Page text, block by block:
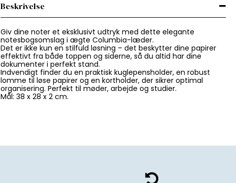
Beskrivelse
Giv dine noter et eksklusivt udtryk med dette elegante
notesbogsomslag i ægte Columbia-læder.
Det er ikke kun en stilfuld løsning – det beskytter dine papirer
effektivt fra både toppen og siderne, så du altid har dine
dokumenter i perfekt stand.
Indvendigt finder du en praktisk kuglepensholder, en robust
lomme til løse papirer og en kortholder, der sikrer optimal
organisering. Perfekt til møder, arbejde og studier.
Mål: 38 x 28 x 2 cm.